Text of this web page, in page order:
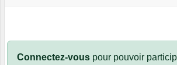
Connectez-vous pour pouvoir